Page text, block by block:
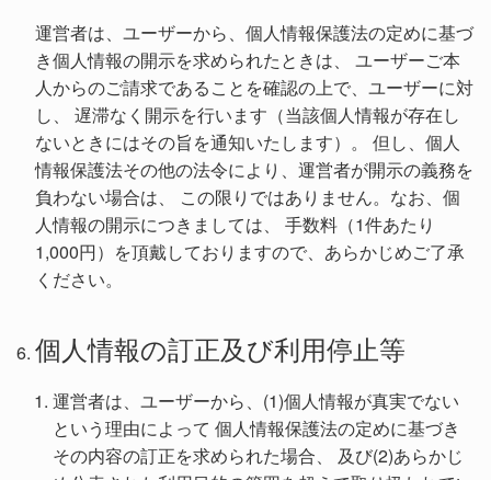
運営者は、ユーザーから、個人情報保護法の定めに基づ
き個人情報の開示を求められたときは、 ユーザーご本
人からのご請求であることを確認の上で、ユーザーに対
し、 遅滞なく開示を行います（当該個人情報が存在し
ないときにはその旨を通知いたします）。 但し、個人
情報保護法その他の法令により、運営者が開示の義務を
負わない場合は、 この限りではありません。なお、個
人情報の開示につきましては、 手数料（1件あたり
1,000円）を頂戴しておりますので、あらかじめご了承
ください。
個人情報の訂正及び利用停止等
運営者は、ユーザーから、(1)個人情報が真実でない
という理由によって 個人情報保護法の定めに基づき
その内容の訂正を求められた場合、 及び(2)あらかじ